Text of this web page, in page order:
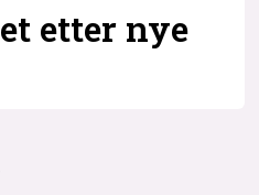
etter nye